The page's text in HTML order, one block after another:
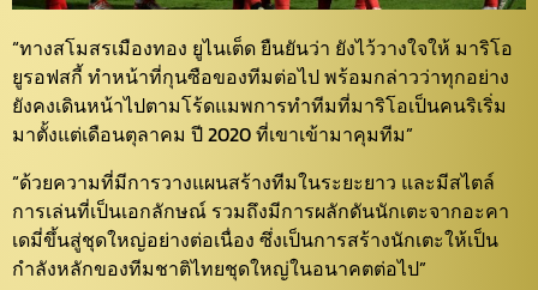
“ทางสโมสรเมืองทอง ยูไนเต็ด ยืนยันว่า ยังไว้วางใจให้ มาริโอ
ยูรอฟสกี้ ทำหน้าที่กุนซือของทีมต่อไป พร้อมกล่าวว่าทุกอย่าง
ยังคงเดินหน้าไปตามโร้ดแมพการทำทีมที่มาริโอเป็นคนริเริ่ม
มาตั้งแต่เดือนตุลาคม ปี 2020 ที่เขาเข้ามาคุมทีม”
“ด้วยความที่มีการวางแผนสร้างทีมในระยะยาว และมีสไตล์
การเล่นที่เป็นเอกลักษณ์ รวมถึงมีการผลักดันนักเตะจากอะคา
เดมี่ขึ้นสู่ชุดใหญ่อย่างต่อเนื่อง ซึ่งเป็นการสร้างนักเตะให้เป็น
กำลังหลักของทีมชาติไทยชุดใหญ่ในอนาคตต่อไป”